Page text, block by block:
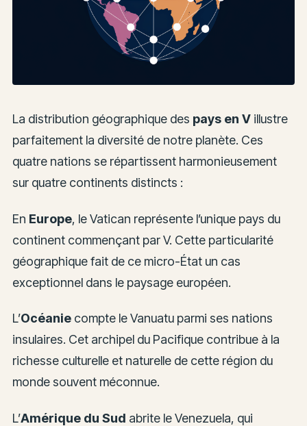
La distribution géographique des pays en Villustre
parfaitement la diversité de notre planète. Ces
quatre nations se répartissent harmonieusement
sur quatre continents distincts :
En Europe, le Vatican représente l’unique pays du
continent commençant par V. Cette particularité
géographique fait de ce micro-État un cas
exceptionnel dans le paysage européen.
L’Océaniecompte le Vanuatu parmi ses nations
insulaires. Cet archipel du Pacifique contribue à la
richesse culturelle et naturelle de cette région du
monde souvent méconnue.
L’Amérique du Sud abrite le Venezuela, qui